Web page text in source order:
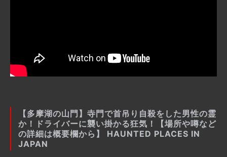
【多摩湖の山門】寺門で首吊り自殺をした男性の霊
か！ドライバーに襲い掛かる狂気！【場所や噂など
の詳細は概要欄から】 HAUNTED PLACES IN
JAPAN